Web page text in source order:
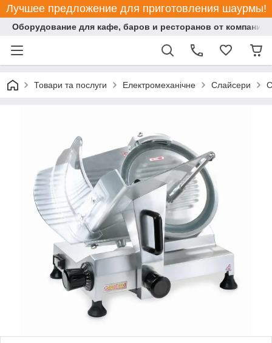
Лучшее предложение для приготовления шаурмы!
Оборудование для кафе, баров и ресторанов от компании
Товари та послуги Електромеханічне Слайсери